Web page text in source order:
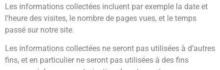
Les informations collectées incluent par exemple la date et
l’heure des visites, le nombre de pages vues, et le temps
passé sur notre site.
Les informations collectées ne seront pas utilisées à d’autres
fins, et en particulier ne seront pas utilisées à des fins